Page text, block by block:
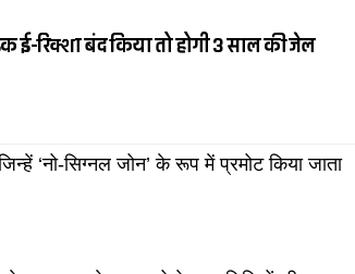
ई-रिक्शा बंद किया तो होगी 3 साल की जेल
‘नो-सिग्नल जोन’ के रूप में प्रमोट किया जाता